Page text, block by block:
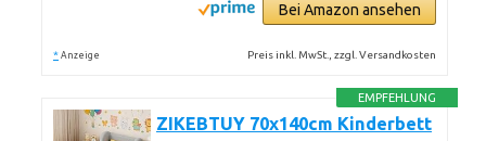
Bei Amazon ansehen
* Anzeige Preis inkl. MwSt., zzgl. Versandkosten
EMPFEHLUNG
ZIKEBTUY 70x140cm Kinderbett